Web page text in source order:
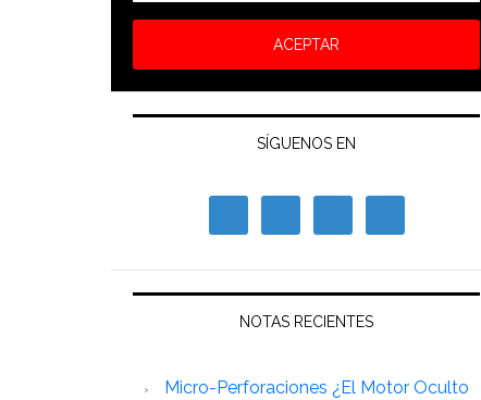
SÍGUENOS EN
NOTAS RECIENTES
Micro-Perforaciones ¿El Motor Oculto